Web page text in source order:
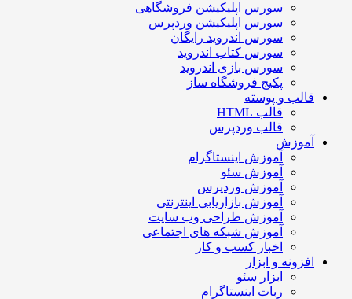
سورس اپلیکیشن فروشگاهی
سورس اپلیکیشن وردپرس
سورس اندروید رایگان
سورس کتاب اندروید
سورس بازی اندروید
پکیج فروشگاه ساز
قالب و پوسته
قالب HTML
قالب وردپرس
آموزش
آموزش اینستاگرام
آموزش سئو
آموزش وردپرس
آموزش بازاریابی اینترنتی
آموزش طراحی وب سایت
آموزش شبکه های اجتماعی
اخبار کسب و کار
افزونه و ابزار
ابزار سئو
ربات اینستاگرام